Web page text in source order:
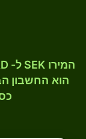
הוא החשבון